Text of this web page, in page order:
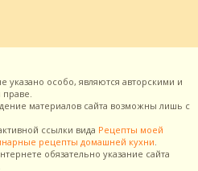
указано особо, являются авторскими и
праве.
материалов сайта возможны лишь с
ссылки вида Рецепты моей
рецепты домашней кухни.
обязательно указание сайта